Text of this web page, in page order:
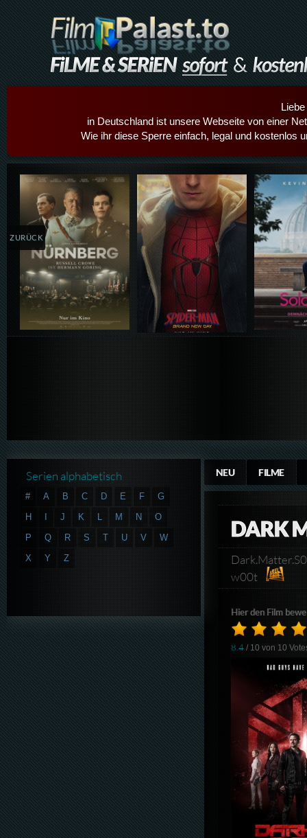
in Deutschland ist unsere Webseite von einer
Wie ihr diese Sperre einfach, legal und kostenlos
Details,Play Details,Play
ZURÜCK
NEU FILME
DARK
w00t
Hier den Film
8.4 / 10 von 10
Serien alphabetisch
# A B C D E F
G
H
I J K L M N
O
P
Q R S T U V
W
X
Y Z